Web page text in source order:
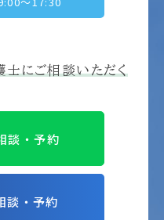
士にご相談いただく
談・予約
談・予約